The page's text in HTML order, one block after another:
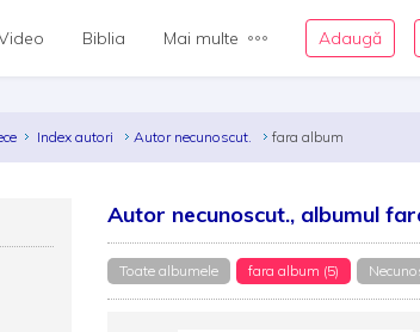
Biblia Mai multe Adaugă
Index autori Autor necunoscut. fara album
Autor necunoscut., albumul
Toate albumele fara album (5)